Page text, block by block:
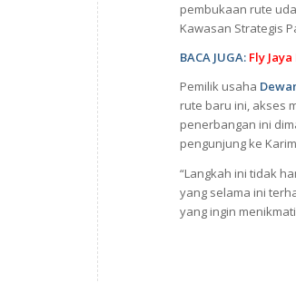
pembukaan rute
Kawasan Strategis
BACA JUGA: Fly
Pemilik usaha
rute baru ini, akses
penerbangan ini
pengunjung ke
“Langkah ini tidak
yang selama ini
yang ingin menikmati